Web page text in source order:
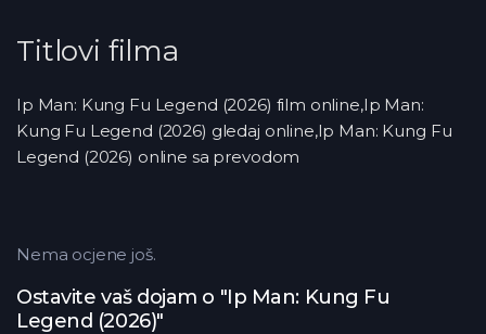
Titlovi filma
Ip Man: Kung Fu Legend (2026) film online,Ip Man:
Kung Fu Legend (2026) gledaj online,Ip Man: Kung Fu
Legend (2026) online sa prevodom
Ostavite vaš dojam o "Ip Man: Kung Fu
Legend (2026)"
Nema ocjene još.